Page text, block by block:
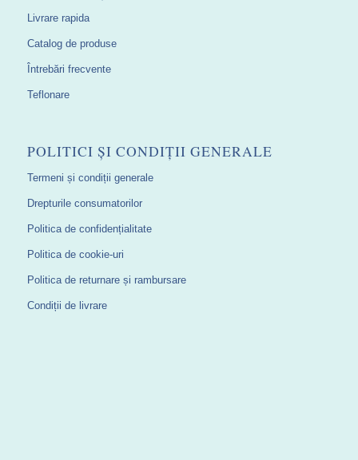
Livrare rapida
Catalog de produse
Întrebări frecvente
Teflonare
POLITICI ȘI CONDIȚII GENERALE
Termeni și condiții generale
Drepturile consumatorilor
Politica de confidențialitate
Politica de cookie-uri
Politica de returnare și rambursare
Condiții de livrare